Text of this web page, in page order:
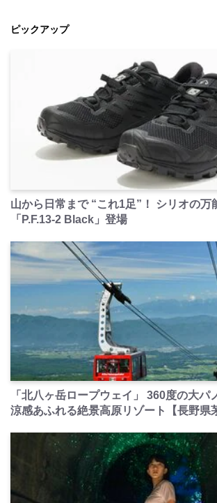
ピックアップ
山から日常まで “これ1足”！ シリオの万
「P.F.13-2 Black」登場
「北八ヶ岳ロープウェイ」 360度の大パ
涼感あふれる絶景高原リゾート【長野県